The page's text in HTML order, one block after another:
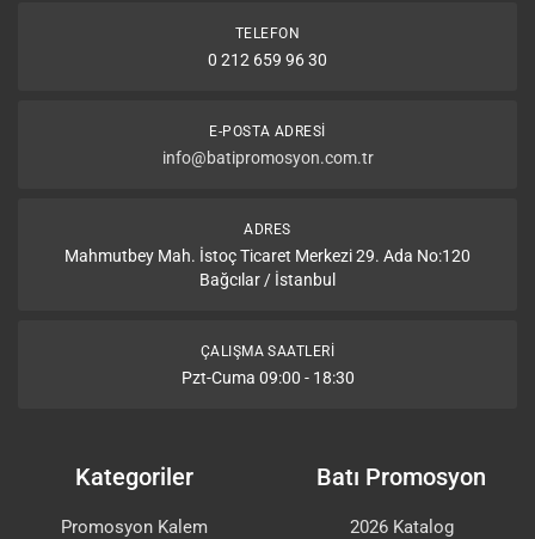
TELEFON
0 212 659 96 30
E-POSTA ADRESI
info@batipromosyon.com.tr
ADRES
Mahmutbey Mah. İstoç Ticaret Merkezi 29. Ada No:120
Bağcılar / İstanbul
ÇALIŞMA SAATLERI
Pzt-Cuma 09:00 - 18:30
Kategoriler
Promosyon Kalem
Batı Promosyon
2026 Katalog